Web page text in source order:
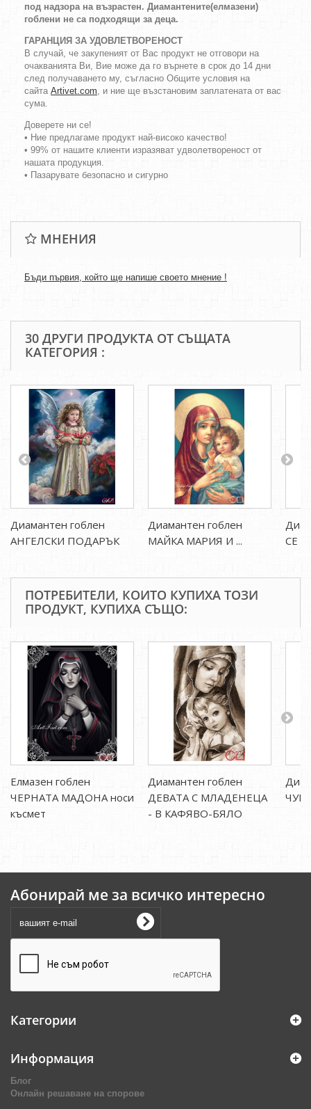
под надзора на възрастен. Диамантените(елмазени)
гоблени не са подходящи за деца.
ГАРАНЦИЯ ЗА УДОВЛЕТВОРЕНОСТ
В случай, че закупеният от Вас продукт не отговори на
очакванията Ви, Вие може да го върнете в срок до 14 дни
след получаването му, съгласно Общите условия на
сайта Artivet.com, и ние ще възстановим заплатената от вас
сума.
Доверете ни се!
• Ние предлагаме продукт най-високо качество!
• 99% от нашите клиенти изразяват удволетвореност от
нашата продукция.
• Пазарувате безопасно и сигурно
МНЕНИЯ
Бъди първия, който ще напише своето мнение !
30 ДРУГИ ПРОДУКТА ОТ СЪЩАТА
КАТЕГОРИЯ :
Диамантен гоблен
АНГЕЛСКИ ПОДАРЪК
Диамантен гоблен
МАЙКА МАРИЯ И ...
СЕ
ПОТРЕБИТЕЛИ, КОИТО КУПИХА ТОЗИ
ПРОДУКТ, КУПИХА СЪЩО:
Елмазен гоблен
ЧЕРНАТА МАДОНА носи
късмет
Диамантен гоблен
ДЕВАТА С МЛАДЕНЕЦА
- В КАФЯВО-БЯЛО
Абонирай ме за всичко интересно
Категории
Информация
Блог
Онлайн решаване на спорове